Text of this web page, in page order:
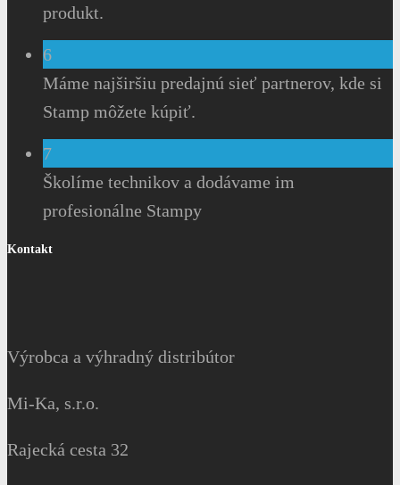
produkt.
6
Máme najširšiu predajnú sieť partnerov, kde si
Stamp môžete kúpiť.
7
Školíme technikov a dodávame im
profesionálne Stampy
Kontakt
Výrobca a výhradný distribútor
Mi-Ka, s.r.o.
Rajecká cesta 32